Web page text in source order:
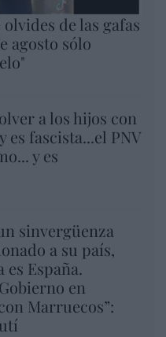
de las gafas
agosto sólo
a los hijos con
es fascista...el PNV
y es
sinvergüenza
a su país,
es España.
en
Marruecos”: